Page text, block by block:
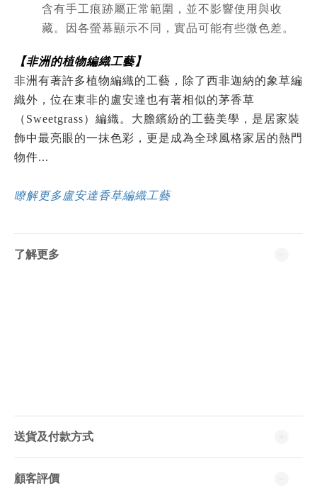
含有手工痕跡屬正常範圍，並不影響使用與收
藏。因各螢幕顯示不同，實品可能有些微色差。
【非洲的植物編織工藝】
非洲有著許多植物編織的工藝，除了西非迦納的象草編
織外，位在東非的盧安達也有著相似的茅香草
（Sweetgrass）編織。大膽繽紛的工藝美學，是居家裝
飾中最亮眼的一抹色彩，更是成為全球風格家居的熱門
物件...
瞭解更多盧安達香草編織工藝
了解更多
送貨及付款方式
顧客評價